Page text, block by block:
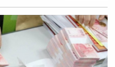
4.2%。且有高達93.3%企
下12年同期新高，主要原因
單純填補人員離職空缺」及
公司擴點、展店而擴編」。
調查報告》，發現上班